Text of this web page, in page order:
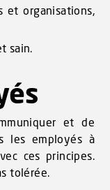
et organisations,
sain.
et de
les employés à
ces principes.
tolérée.